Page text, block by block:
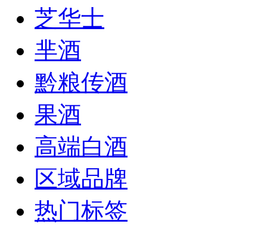
芝华士
芈酒
黔粮传酒
果酒
高端白酒
区域品牌
热门标签